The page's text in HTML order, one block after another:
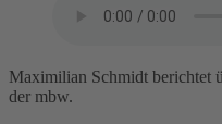
Maximilian Schmidt berichtet
der mbw.